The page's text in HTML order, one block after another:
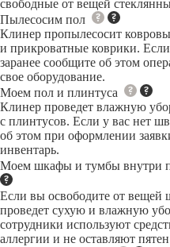
свободные от вещей
Пылесосим пол
Клинер пропылесосит
и прикроватные коврики.
заранее сообщите об этом
свое оборудование.
Моем пол и плинтуса
Клинер проведет влажную
с плинтусов. Если у вас нет
об этом при оформлении
инвентарь.
Моем шкафы и тумбы внутри
Если вы освободите от
проведет сухую и влажную
сотрудники используют
аллергии и не оставляют